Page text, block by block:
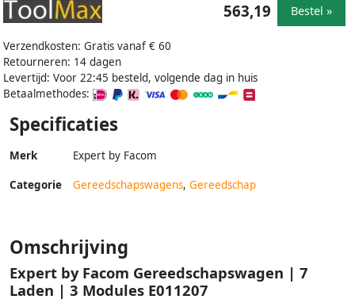
Verzendkosten: Gratis vanaf € 60
Retourneren: 14 dagen
Levertijd: Voor 22:45 besteld, volgende dag in huis
Betaalmethodes:
563,19 Bestel »
Specificaties
Merk Expert by Facom
Categorie Gereedschapswagens, Gereedschap
Omschrijving
Expert by Facom Gereedschapswagen | 7
Laden | 3 Modules E011207